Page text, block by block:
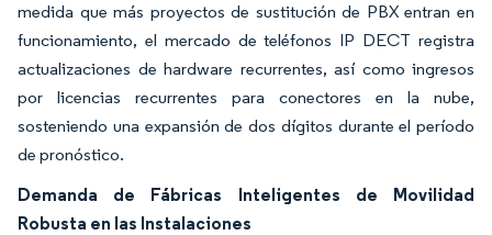
medida que más proyectos de sustitución de PBX entran en
funcionamiento, el mercado de teléfonos IP DECT registra
actualizaciones de hardware recurrentes, así como ingresos
por licencias recurrentes para conectores en la nube,
sosteniendo una expansión de dos dígitos durante el período
de pronóstico.
Demanda de Fábricas Inteligentes de Movilidad
Robusta en las Instalaciones